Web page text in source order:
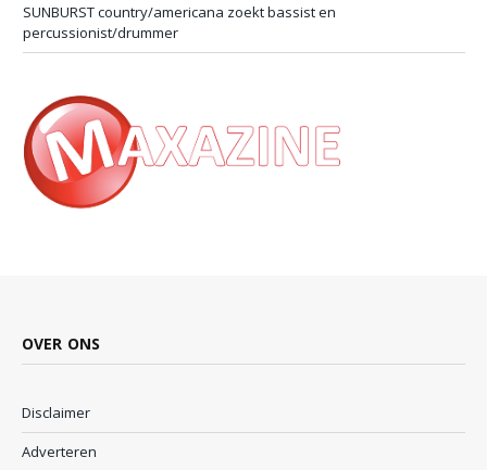
SUNBURST country/americana zoekt bassist en
percussionist/drummer
OVER ONS
Disclaimer
Adverteren